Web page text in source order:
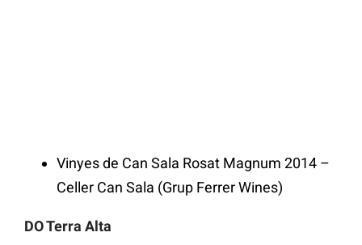
Vinyes de Can Sala Rosat Magnum 2014 –
Celler Can Sala (Grup Ferrer Wines)
DO Terra Alta